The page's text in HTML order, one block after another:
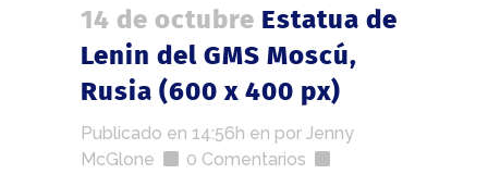
14 de octubre Estatua de
Lenin del GMS Moscú,
Rusia (600 x 400 px)
Publicado en 14:56h en por Jenny
McGlone
0 Comentarios